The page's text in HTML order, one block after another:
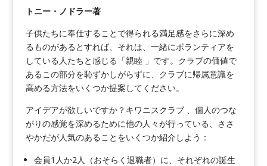
トニー・ノドラー著
子供たちに奉仕することで得られる満足感をさらに深め
るものがあるとすれば、それは、一緒にボランティアを
している人たちと感じる「親睦 」です。クラブの価値で
あるこの部分を恥ずかしがらずに、クラブに帰属意識を
高める方法をいくつか提案してください。
アイデアが欲しいですか？キワニスクラブ 、個人のつな
がりの感覚を深めるために他の人々が行っている、ささ
やかだが人気のあることをいくつか紹介しよう：
会員1人か2人（おそらく退職者）に、それぞれの誕生